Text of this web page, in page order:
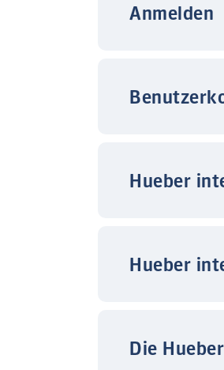
Anmelden
Hueber
Hueber
Die